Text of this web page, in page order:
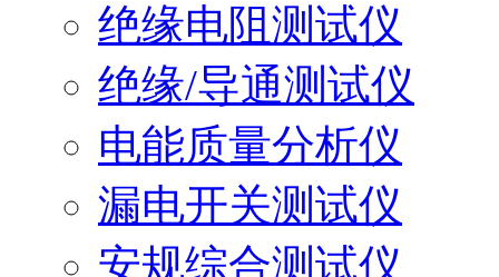
绝缘电阻测试仪
绝缘/导通测试仪
电能质量分析仪
漏电开关测试仪
安规综合测试仪